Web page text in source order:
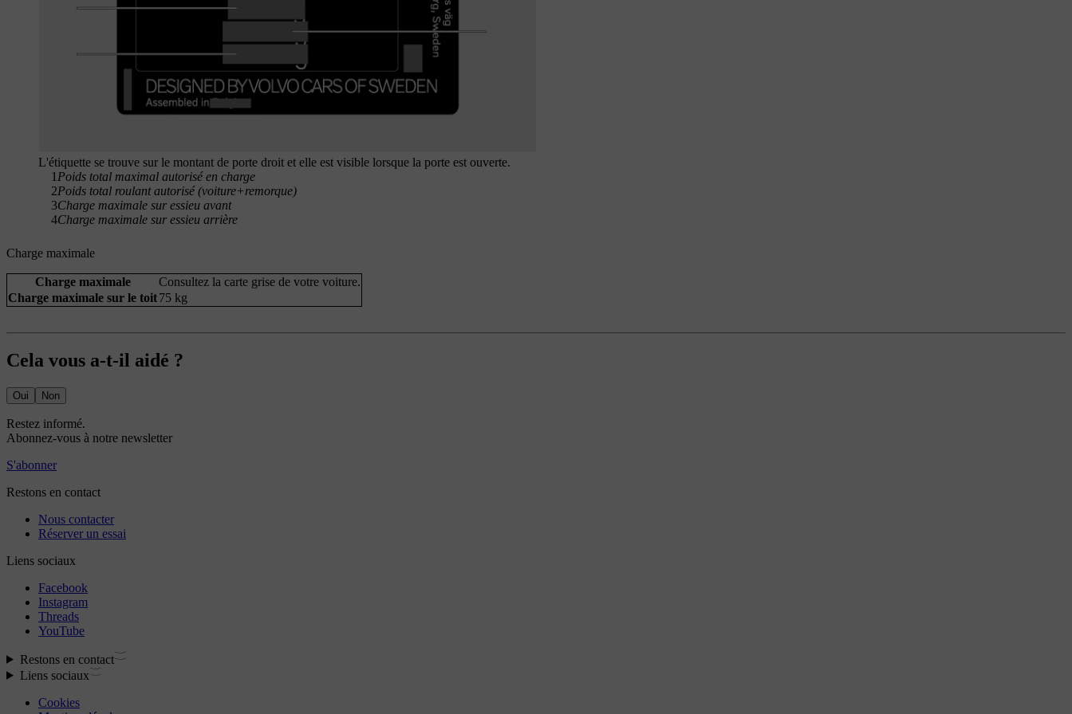
L'étiquette se trouve sur le montant de porte droit et elle est visible lorsque la porte est ouverte.
1 Poids total maximal autorisé en charge
2Poids total roulant autorisé (voiture+remorque)
3Charge maximale sur essieu avant
4Charge maximale sur essieu arrière
Charge maximale
Charge maximale
Consultez la carte grise de votre voiture.
Charge maximale sur le toit75 kg
Cela vous a-t-il aidé ?
Oui Non